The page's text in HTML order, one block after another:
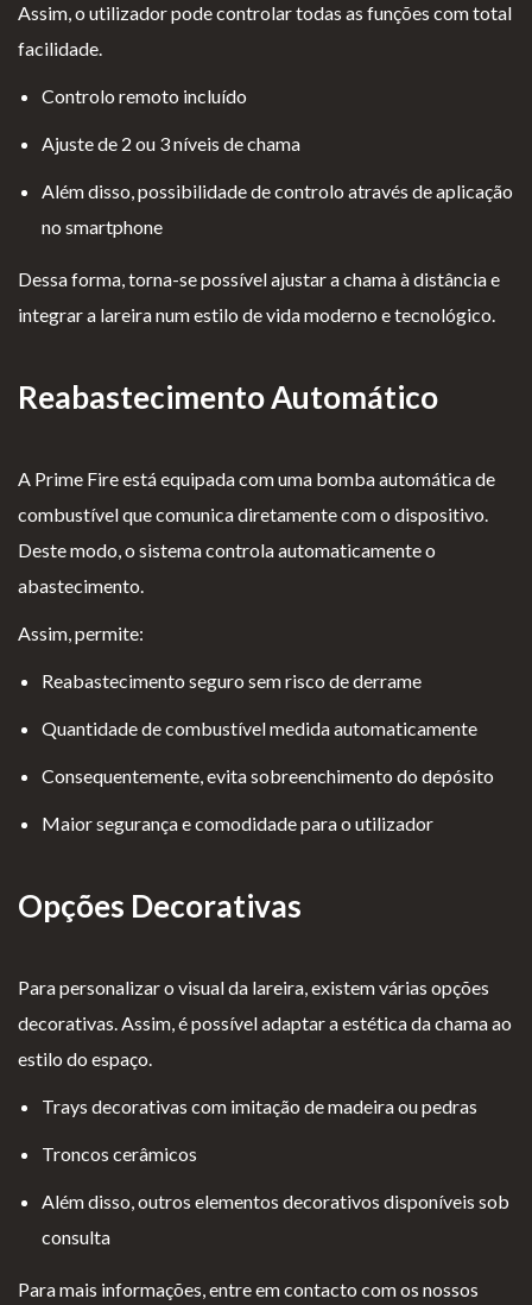
Assim, o utilizador pode controlar todas as funções com total
facilidade.
Controlo remoto incluído
Ajuste de 2 ou 3 níveis de chama
Além disso, possibilidade de controlo através de aplicação
no smartphone
Dessa forma, torna-se possível ajustar a chama à distância e
integrar a lareira num estilo de vida moderno e tecnológico.
Reabastecimento Automático
A Prime Fire está equipada com uma bomba automática de
combustível que comunica diretamente com o dispositivo.
Deste modo, o sistema controla automaticamente o
abastecimento.
Assim, permite:
Reabastecimento seguro sem risco de derrame
Quantidade de combustível medida automaticamente
Consequentemente, evita sobreenchimento do depósito
Maior segurança e comodidade para o utilizador
Opções Decorativas
Para personalizar o visual da lareira, existem várias opções
decorativas. Assim, é possível adaptar a estética da chama ao
estilo do espaço.
Trays decorativas com imitação de madeira ou pedras
Troncos cerâmicos
Além disso, outros elementos decorativos disponíveis sob
consulta
Para mais informações, entre em contacto com os nossos